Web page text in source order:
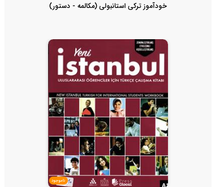
خودآموز ترکی استانبولی (مکالمه - دستور)
ناموجود